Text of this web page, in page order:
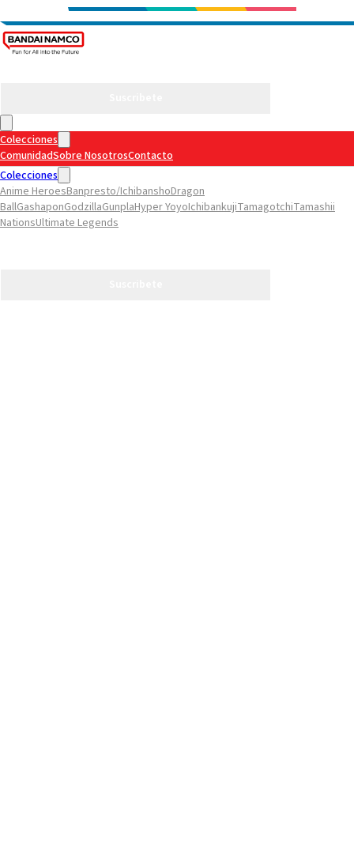
Colecciones
ComunidadSobre NosotrosContacto
Colecciones
Anime HeroesBanpresto/IchibanshoDragon
BallGashaponGodzillaGunplaHyper YoyoIchibankujiTamagotchiTamashii
NationsUltimate Legends